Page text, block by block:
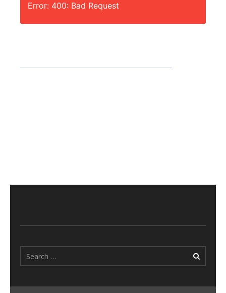
Error: 400: Bad Request